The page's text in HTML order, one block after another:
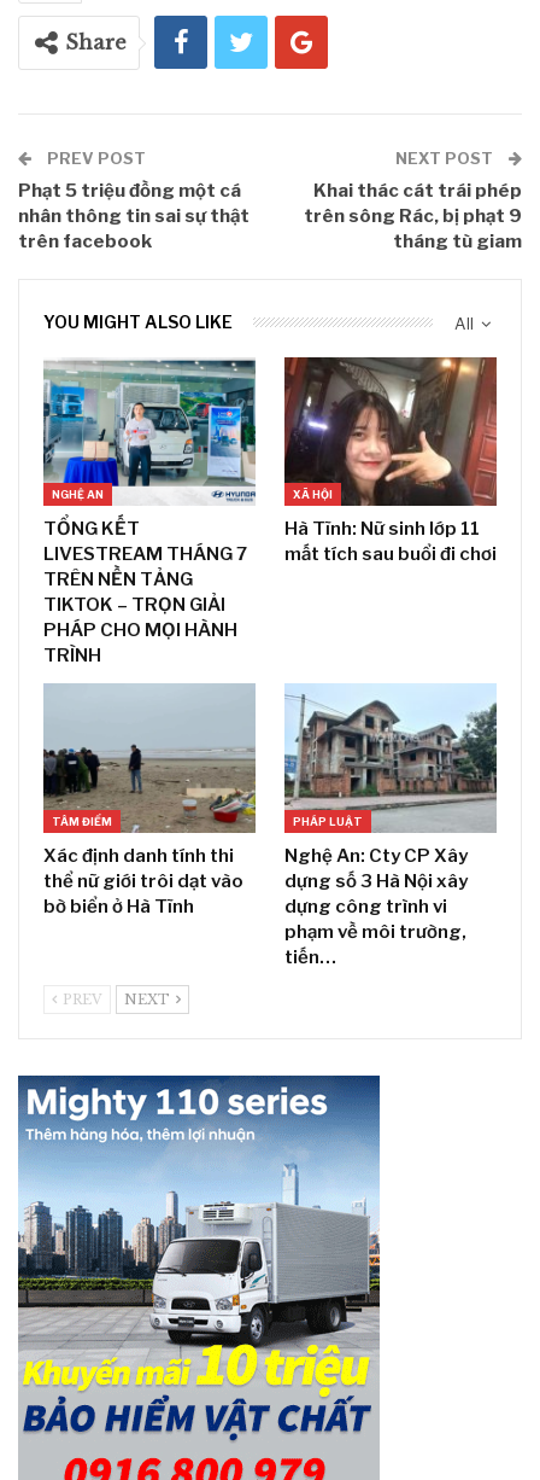
Share
PREV POST
Phạt 5 triệu đồng một cá
nhân thông tin sai sự thật
trên facebook
NEXT POST
Khai thác cát trái phép
trên sông Rác, bị phạt 9
tháng tù giam
All
YOU MIGHT ALSO LIKE
NGHỆ AN
TỔNG KẾT
LIVESTREAM THÁNG 7
TRÊN NỀN TẢNG
TIKTOK – TRỌN GIẢI
PHÁP CHO MỌI HÀNH
TRÌNH
XÃ HỘI
Hà Tĩnh: Nữ sinh lớp 11
mất tích sau buổi đi chơi
TÂM ĐIỂM
Xác định danh tính thi
thể nữ giới trôi dạt vào
bờ biển ở Hà Tĩnh
PHÁP LUẬT
Nghệ An: Cty CP Xây
dựng số 3 Hà Nội xây
dựng công trình vi
phạm về môi trường,
tiến…
PREV NEXT